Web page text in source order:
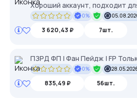
Хороший аккаунт, подходит
0%
3 620,43 ₽ 7шт.
ПЗРД ФП | Фан Пейдж | FP
0%
835,49 ₽ 56шт.